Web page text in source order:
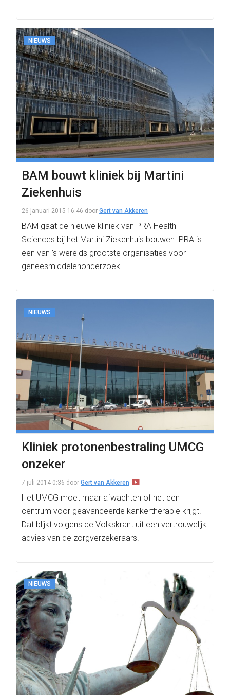
NIEUWS
BAM bouwt kliniek bij Martini
Ziekenhuis
26 januari 2015 16:46 door Gert van Akkeren
BAM gaat de nieuwe kliniek van PRA Health
Sciences bij het Martini Ziekenhuis bouwen. PRA is
een van ’s werelds grootste organisaties voor
geneesmiddelenonderzoek.
NIEUWS
Kliniek protonenbestraling UMCG
onzeker
7 juli 2014 0:36 door Gert van Akkeren
Het UMCG moet maar afwachten of het een
centrum voor geavanceerde kankertherapie krijgt.
Dat blijkt volgens de Volkskrant uit een vertrouwelijk
advies van de zorgverzekeraars.
NIEUWS